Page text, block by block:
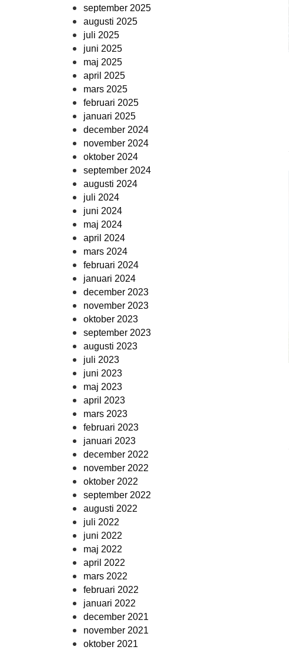
september 2025
augusti 2025
juli 2025
juni 2025
maj 2025
april 2025
mars 2025
februari 2025
januari 2025
december 2024
november 2024
oktober 2024
september 2024
augusti 2024
juli 2024
juni 2024
maj 2024
april 2024
mars 2024
februari 2024
januari 2024
december 2023
november 2023
oktober 2023
september 2023
augusti 2023
juli 2023
juni 2023
maj 2023
april 2023
mars 2023
februari 2023
januari 2023
december 2022
november 2022
oktober 2022
september 2022
augusti 2022
juli 2022
juni 2022
maj 2022
april 2022
mars 2022
februari 2022
januari 2022
december 2021
november 2021
oktober 2021